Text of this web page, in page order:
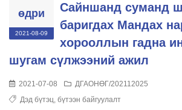
өдри
2021-08-09
Сайншанд суманд
баригдах Мандах
хорооллын гадна
шугам сүлжээний ажил
2021-07-08
ДГАОНӨГ/202112025
Дэд бүтэц, бүтээн байгуулалт